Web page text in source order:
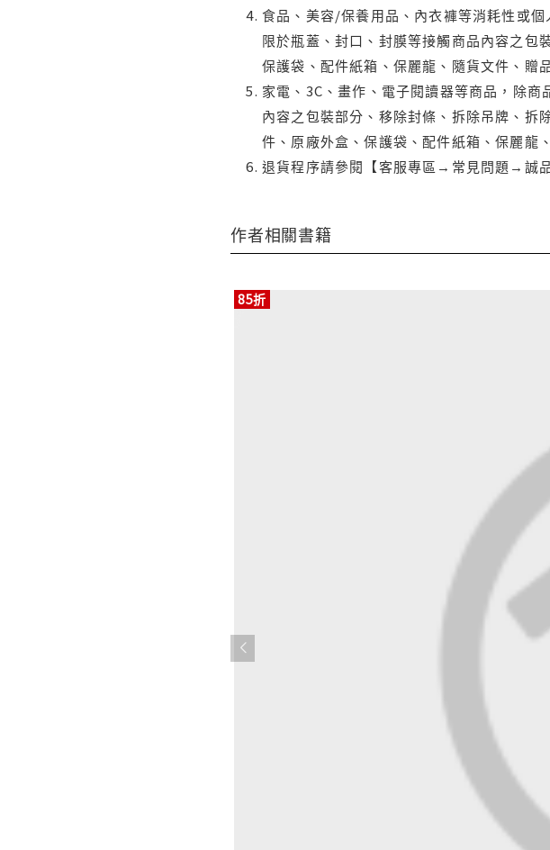
食品、美容/保養用品、內衣褲等消耗性或
限於瓶蓋、封口、封膜等接觸商品內容之包
保護袋、配件紙箱、保麗龍、隨貨文件、贈
家電、3C、畫作、電子閱讀器等商品，除
內容之包裝部分、移除封條、拆除吊牌、
件、原廠外盒、保護袋、配件紙箱、保麗龍
退貨程序請參閱【客服專區→常見問題→誠
作者相關書籍
85折